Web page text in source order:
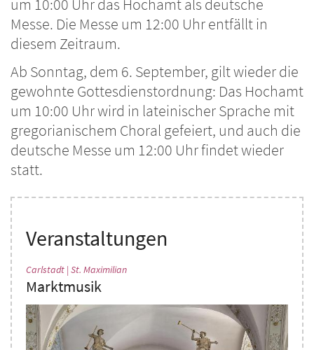
um 10:00 Uhr das Hochamt als deutsche
Messe. Die Messe um 12:00 Uhr entfällt in
diesem Zeitraum.
Ab Sonntag, dem 6. September, gilt wieder die
gewohnte Gottesdienstordnung: Das Hochamt
um 10:00 Uhr wird in lateinischer Sprache mit
gregorianischem Choral gefeiert, und auch die
deutsche Messe um 12:00 Uhr findet wieder
statt.
Veranstaltungen
Carlstadt | St. Maximilian:
Marktmusik